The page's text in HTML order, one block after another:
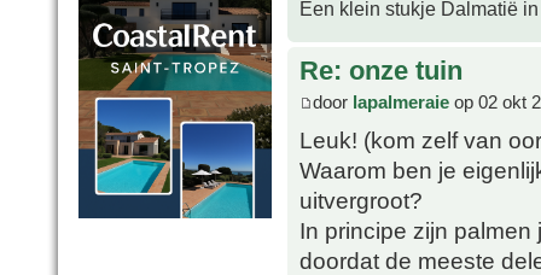
Een klein stukje Dalmatië
Re: onze tuin
door lapalmeraie op 02 okt
Leuk! (kom zelf van
Waarom ben je
uitvergroot?
In principe zijn
doordat de meeste